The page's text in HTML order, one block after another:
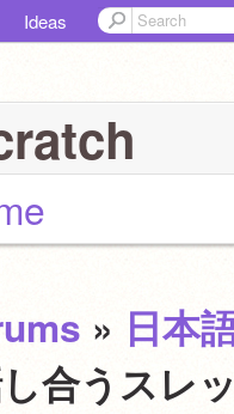
Ideas
» 日本
合うスレ